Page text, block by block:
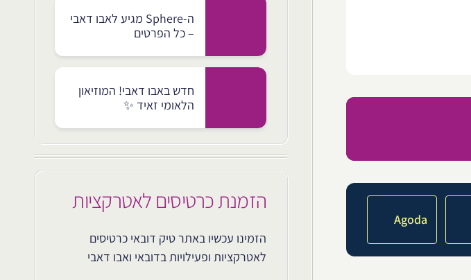
Agoda
ה-Sphere מגיע לאבו דאבי
– כל הפרטים
חדש באבו דאבי! המוזיאון
הלאומי זאיד ✨
הזמנת כרטיסים לאטרקציות
הזמינו עכשיו באתר טיק דובאי כרטיסים
לאטרקציות ופעילויות בדובאי ואבו דאבי